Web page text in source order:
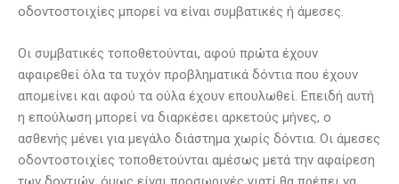
οδοντοστοιχίες μπορεί να είναι συμβατικές ή άμεσες.
Οι συμβατικές τοποθετούνται, αφού πρώτα έχουν
αφαιρεθεί όλα τα τυχόν προβληματικά δόντια που έχουν
απομείνει και αφού τα ούλα έχουν επουλωθεί. Επειδή αυτή
η επούλωση μπορεί να διαρκέσει αρκετούς μήνες, ο
ασθενής μένει για μεγάλο διάστημα χωρίς δόντια. Οι άμεσες
οδοντοστοιχίες τοποθετούνται αμέσως μετά την αφαίρεση